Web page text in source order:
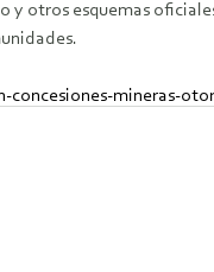
y otros esquemas
mineras-